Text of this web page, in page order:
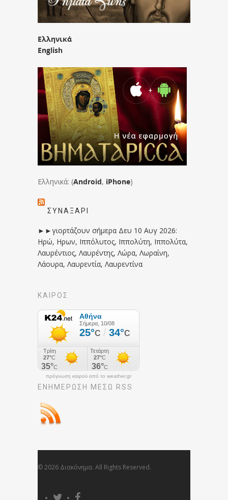
Ελληνικά
English
Ελληνικά: (Android, iPhone)
ΣΥΝΑΞΆΡΙ
►►γιορτάζουν σήμερα Δευ 10 Αυγ 2026:
Ηρώ, Ηρων, Ιππόλυτος, Ιππολύτη, Ιππολύτα,
Λαυρέντιος, Λαυρέντης, Λώρα, Λωραίνη,
Λάουρα, Λαυρεντία, Λαυρεντίνα
ΚΑΙΡΟΣ
πρόγνωση καιρού από το weather.gr
ΕΝΗΜΈΡΩΣΉ ΜΕΣΩ RSS
© 2026 Διακόνημα. All Rights Reserved.